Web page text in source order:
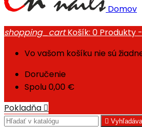
Domov
shopping_cart Košík: 0 Produkty
Vo vašom košíku nie sú
Doručenie
Spolu0,00 €
Pokladňa 
